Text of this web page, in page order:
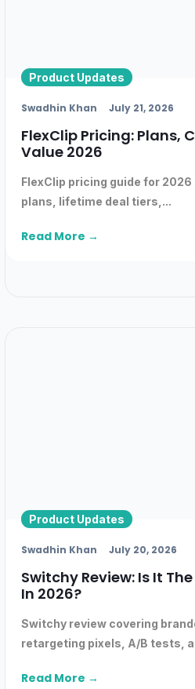
Product Updates
Swadhin Khan July 21, 2026
FlexClip Pricing: Plans,
Value 2026
FlexClip pricing guide for
plans, lifetime deal tiers,...
Read More →
Product Updates
Swadhin Khan July 20, 2026
Switchy Review: Is It
In 2026?
Switchy review covering
retargeting pixels, A/B tests,
Read More →